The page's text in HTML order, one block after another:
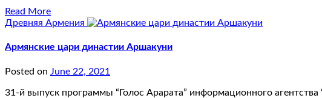
Read More
Древняя Армения
Армянские цари династии Аршакуни
Posted on June 22, 2021
31-й выпуск программы “Голос Арарата” информационного